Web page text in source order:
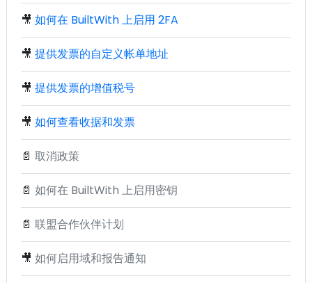
🎥 如何在 BuiltWith 上启用 2FA
🎥 提供发票的自定义帐单地址
🎥 提供发票的增值税号
🎥 如何查看收据和发票
📄 取消政策
📄 如何在 BuiltWith 上启用密钥
📄 联盟合作伙伴计划
🎥 如何启用域和报告通知